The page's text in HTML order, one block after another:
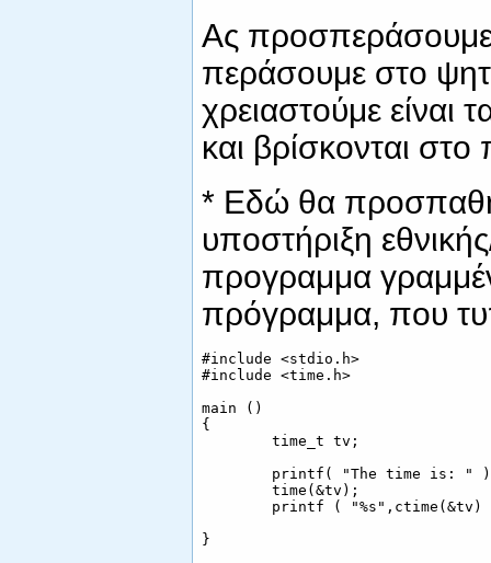
Ας προσπεράσουμε
περάσουμε στο
χρειαστούμε
και βρίσκονται
* Εδώ θα
υποστήριξη
προγραμμα
πρόγραμμα, που
#include <stdio.h>
#include <time.h>
main ()
{
        time_t tv;
printf( "The time is: "
        time(&tv);
printf ( "%s",ctime(&tv)